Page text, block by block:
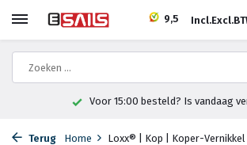
9,5 Incl.Excl.
Gratis verzending <30kg vanaf
Terug Home Loxx® | Kop | Koper-Vernikkel